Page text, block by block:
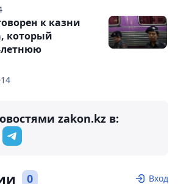
к казни
который
летнюю
zakon.kz в:
0 Вход